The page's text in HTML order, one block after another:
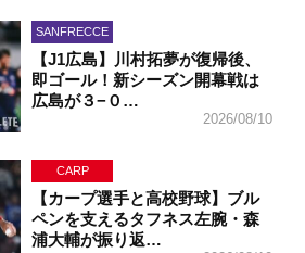
SANFRECCE
【J1広島】川村拓夢が復帰後、
即ゴール！新シーズン開幕戦は
広島が３−０…
2026/08/10
CARP
【カープ選手と高校野球】ブル
ペンを支えるタフネス左腕・森
浦大輔が振り返…